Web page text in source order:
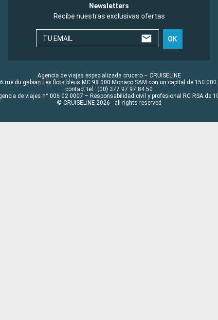
Newsletters
Recibe nuestras exclusivas ofertas
TU EMAIL OK
Agencia de viajes especializada crucero – CRUISELINE
rue du gabian Les flots bleus MC 98 000 Monaco SAM con un capital de 150 000
contact tel : (00) 377 97 97 84 50
de viajes n° 006 02 0007 – Responsabilidad civil y profesional RC RSA de
© CRUISELINE 2026 - all rights reserved